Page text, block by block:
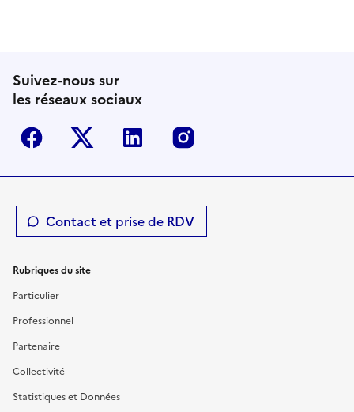
Suivez-nous sur
les réseaux sociaux
Facebook Twitter-X Linkedin
Contact et prise de RDV
Rubriques du site
Particulier
Professionnel
Partenaire
Collectivité
Statistiques et Données